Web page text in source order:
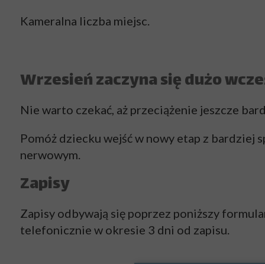
Kameralna liczba miejsc.
Wrzesień zaczyna się dużo
Nie warto czekać, aż przeciążenie jeszcze
Pomóż dziecku wejść w nowy etap z bardziej
nerwowym.
Zapisy
Zapisy odbywają się poprzez poniższy
telefonicznie w okresie 3 dni od zapisu.